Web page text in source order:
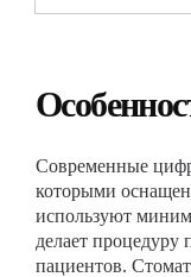
Современные
которыми
используют
делает процедуру
пациентов.